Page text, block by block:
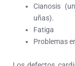
Cianosis
uñas).
Fatiga
Problemas